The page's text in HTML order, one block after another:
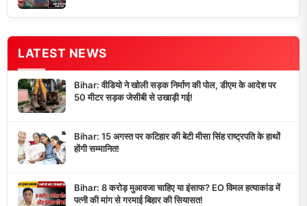
LATEST NEWS
Bihar: वीडियो ने खोली सड़क निर्माण की पोल, डीएम के आदेश पर
50 मीटर सड़क जेसीबी से उखाड़ी गई!
Bihar: 15 अगस्त पर कटिहार की बेटी मीसा सिंह राष्ट्रपति के हाथों
होंगी सम्मानित!
Bihar: 8 करोड़ मुआवजा चाहिए या इंसाफ? EO विमल हत्याकांड में
पत्नी की मांग से गरमाई बिहार की सियासत!